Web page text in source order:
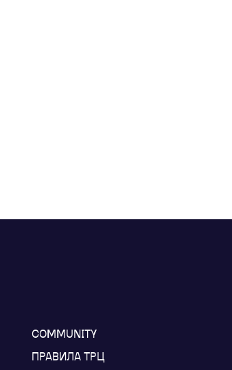
COMMUNITY
ПРАВИЛА ТРЦ